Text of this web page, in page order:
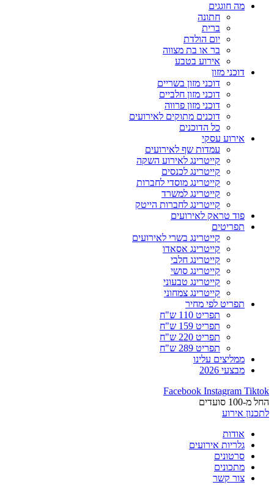
מה חוגגים
חתונה
ברית
יום הולדת
בר או בת מצווה
אירוע בטבע
דוכני מזון
דוכני מזון בשריים
דוכני מזון חלביים
דוכני מזון פרווה
דוכנים מתוקים לאירועים
כל הדוכנים
אירוע עסקי
עמדות שף לאירועים
קייטרינג לאירוע השקה
קייטרינג לכנסים
קייטרינג מוסדי לחברות
קייטרינג למשרד
קייטרינג לחברות הייטק
פוד טראק לאירועים
תפריטים
קייטרינג בשרי לאירועים
קייטרינג אסאדו
קייטרינג חלבי
קייטרינג סושי
קייטרינג טבעוני
קייטרינג צמחוני
תפריט לפי מחיר
תפריט 110 ש"ח
תפריט 159 ש"ח
תפריט 220 ש"ח
תפריט 289 ש"ח
ממליצים עלינו
מבצעי 2026
Facebook Instagram Tiktok
החל מ-100 סועדים
לתכנון אירוע
אודות
גלריות אירועים
סרטונים
מתכונים
צור קשר